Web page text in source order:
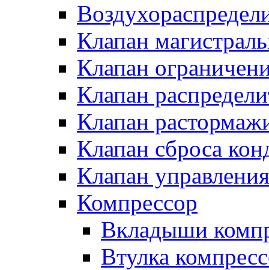
Клапан
Клапан
Клапан
Клапан
Клапан сброса
Клапан управления
Компрессор
Вкладыши
Втулка